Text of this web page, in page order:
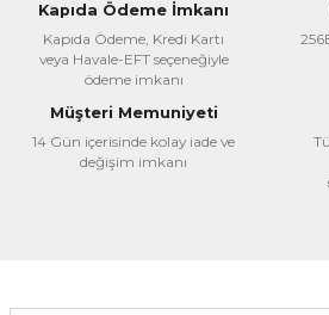
Ürün açıklamasında eksik bilgiler
Ürün bilgilerinde hatalar bulunuyor.
Kapıda Ödeme İmkanı
Kapıda Ödeme, Kredi Kartı
veya Havale-EFT seçeneğiyle
ödeme imkanı
Müşteri Memuniyeti
14 Gün içerisinde kolay iade ve
değişim imkanı